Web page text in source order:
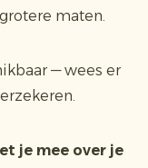
maten.
— wees er
je mee over je